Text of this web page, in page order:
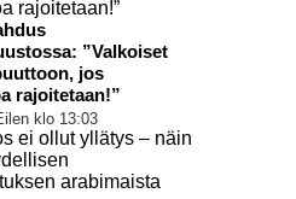
”Valkoiset
jos
rajoitetaan!”
klo 13:03